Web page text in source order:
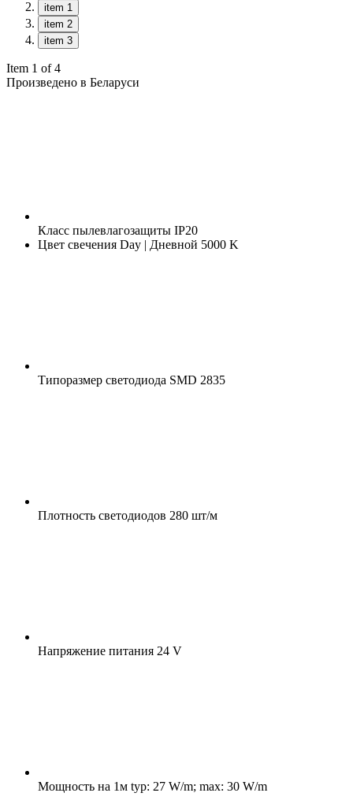
item 1
item 2
item 3
Item 1 of 4
Произведено в Беларуси
Класс пылевлагозащиты IP20
Цвет свечения Day | Дневной 5000 K
Типоразмер светодиода SMD 2835
Плотность светодиодов 280 шт/м
Напряжение питания 24 V
Мощность на 1м typ: 27 W/m; max: 30 W/m